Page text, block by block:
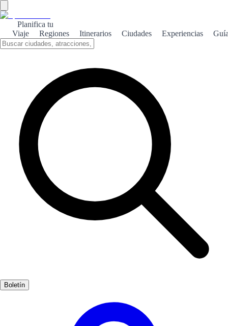
Planifica tu
Viaje
Regiones Itinerarios Ciudades Experiencias
Boletín
Descubre la riqueza arquitectónica de Arucas, donde la historia y la
cultura se entrelazan en cada rincón monumental.
Sobre el tema
Arucas, un encantador municipio de Gran Canaria, es conocido por
su impresionante patrimonio arquitectónico. La majestuosa Iglesia
de San Juan Bautista, con su estilo neogótico, se erige como símbolo
de la ciudad y atrae a visitantes de todo el mundo. Además de su
iglesia, Arucas alberga una serie de edificios históricos que reflejan
la riqueza cultural de la zona. Pasear por sus calles empedradas es
sumergirse en un viaje al pasado, donde cada fachada cuenta una
historia y cada plaza invita a la reflexión. No te pierdas la
oportunidad de visitar la Casa de la Cultura y el Jardín de la
Arucas. La monumentalidad de este lugar te dejará sin aliento y te
MedioFácil Apto familias